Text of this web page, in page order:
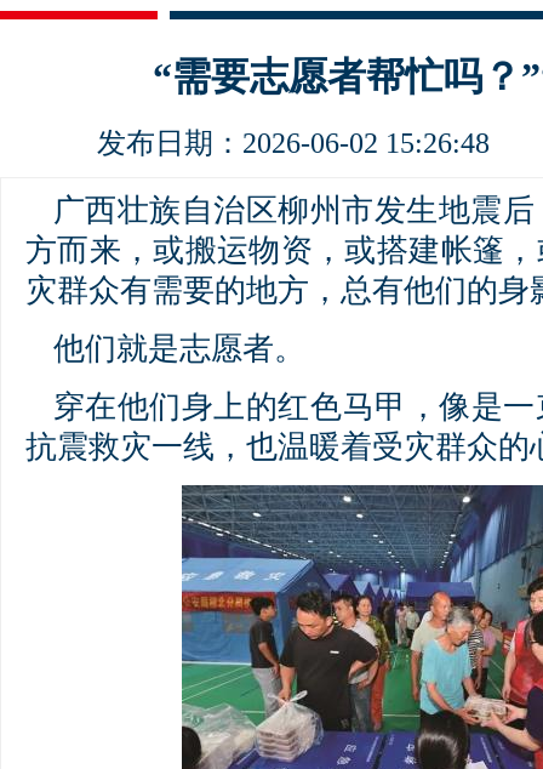
“需要志愿者帮忙吗？
发布日期：2026-06-02 15:26:48
广西壮族自治区柳州市发生地震
方而来，或搬运物资，或搭建帐篷
灾群众有需要的地方，总有他们的身
他们就是志愿者。
穿在他们身上的红色马甲，像是
抗震救灾一线，也温暖着受灾群众的